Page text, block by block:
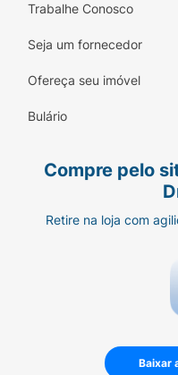
Trabalhe Conosco
Seja um fornecedor
Ofereça seu imóvel
Bulário
Compre pelo
Retire na loja com
Baixar